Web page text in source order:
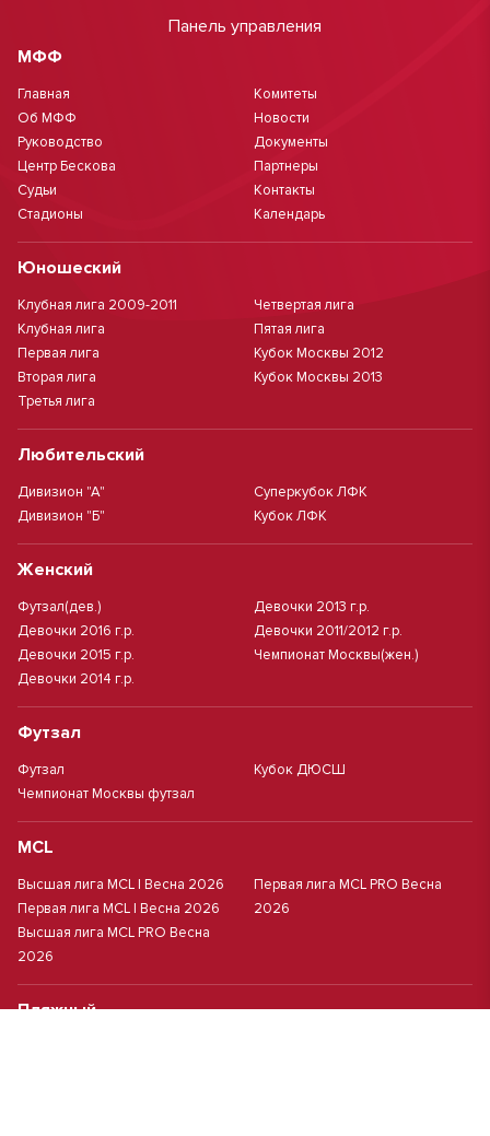
Панель управления
МФФ
Главная
Об МФФ
Руководство
Центр Бескова
Судьи
Стадионы
Комитеты
Новости
Документы
Партнеры
Контакты
Календарь
Юношеский
Клубная лига 2009-2011
Клубная лига
Первая лига
Вторая лига
Третья лига
Четвертая лига
Пятая лига
Кубок Москвы 2012
Кубок Москвы 2013
Любительский
Дивизион "А"
Дивизион "Б"
Суперкубок ЛФК
Кубок ЛФК
Женский
Футзал(дев.)
Девочки 2016 г.р.
Девочки 2015 г.р.
Девочки 2014 г.р.
Девочки 2013 г.р.
Девочки 2011/2012 г.р.
Чемпионат Москвы(жен.)
Футзал
Футзал
Чемпионат Москвы футзал
Кубок ДЮСШ
MCL
Высшая лига MCL | Весна 2026
Первая лига MCL | Весна 2026
Высшая лига MCL PRO Весна
2026
Первая лига MCL PRO Весна
2026
Пляжный